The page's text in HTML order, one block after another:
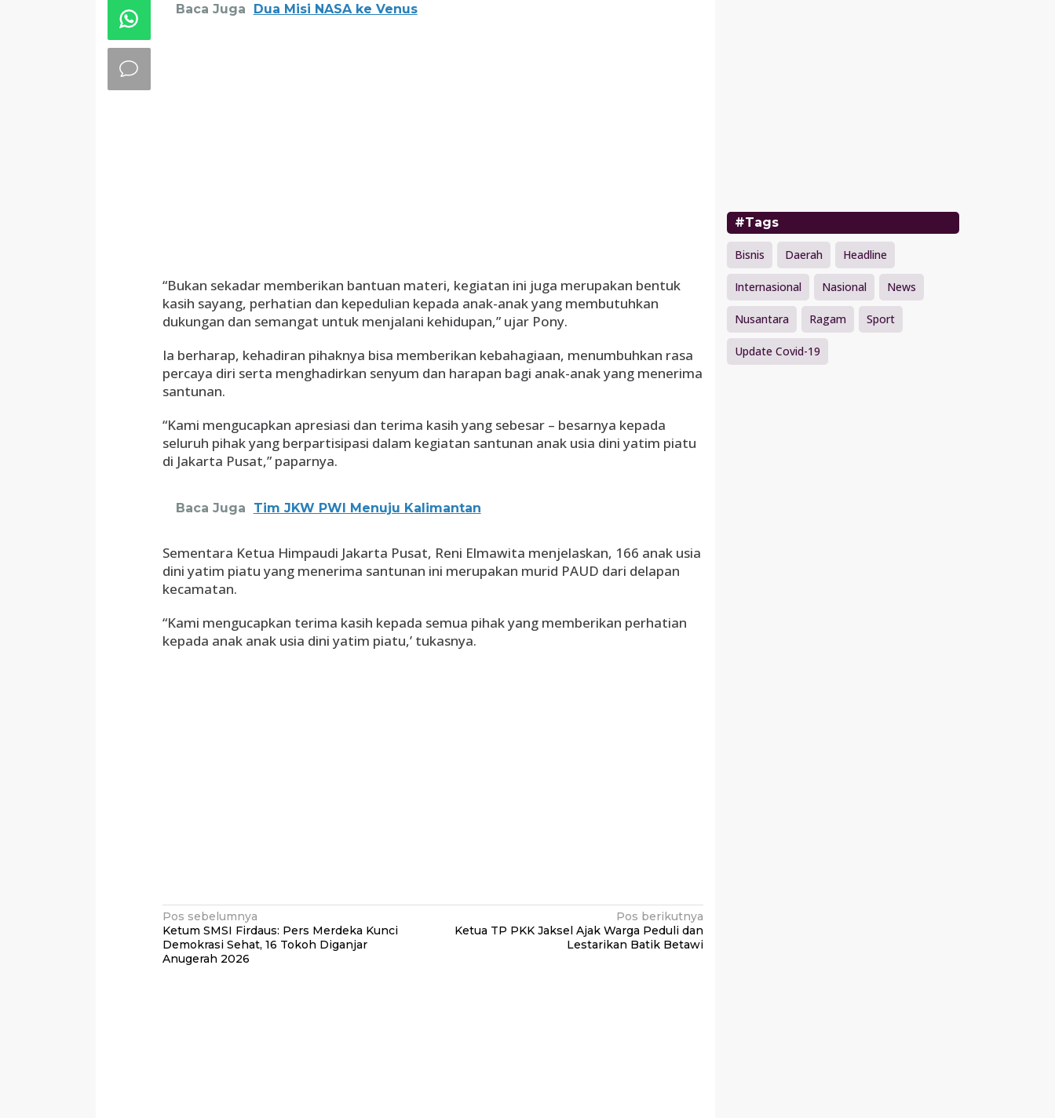
Baca Juga Dua Misi NASA ke Venus
“Bukan sekadar memberikan bantuan materi, kegiatan ini juga merupakan bentuk
kasih sayang, perhatian dan kepedulian kepada anak-anak yang membutuhkan
dukungan dan semangat untuk menjalani kehidupan,” ujar Pony.
Ia berharap, kehadiran pihaknya bisa memberikan kebahagiaan, menumbuhkan rasa
percaya diri serta menghadirkan senyum dan harapan bagi anak-anak yang menerima
santunan.
“Kami mengucapkan apresiasi dan terima kasih yang sebesar – besarnya kepada
seluruh pihak yang berpartisipasi dalam kegiatan santunan anak usia dini yatim piatu
di Jakarta Pusat,” paparnya.
Baca Juga Tim JKW PWI Menuju Kalimantan
Sementara Ketua Himpaudi Jakarta Pusat, Reni Elmawita menjelaskan, 166 anak usia
dini yatim piatu yang menerima santunan ini merupakan murid PAUD dari delapan
kecamatan.
“Kami mengucapkan terima kasih kepada semua pihak yang memberikan perhatian
kepada anak anak usia dini yatim piatu,’ tukasnya.
Navigasi
pos
Pos sebelumnya
Ketum SMSI Firdaus: Pers Merdeka Kunci
Demokrasi Sehat, 16 Tokoh Diganjar
Anugerah 2026
Pos berikutnya
Ketua TP PKK Jaksel Ajak Warga Peduli dan
Lestarikan Batik Betawi
#Tags
Bisnis Daerah Headline
Internasional Nasional News
Nusantara Ragam Sport
Update Covid-19